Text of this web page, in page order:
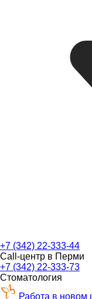
+7 (342) 22-333-44
Call-центр в Перми
+7 (342) 22-333-73
Стоматология
Работа в новом